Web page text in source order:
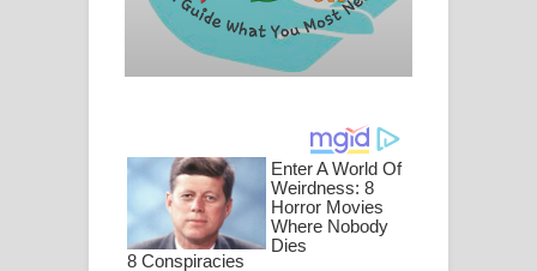
Ankeliya Song Lyrics - අංකෙළිය ගීතයේ
පද පෙළ
ගීතයේ පද පෙළ
MANAMALA KATHA Song Lyrics -
මනමාල කතා ගීතයේ පද පෙළ